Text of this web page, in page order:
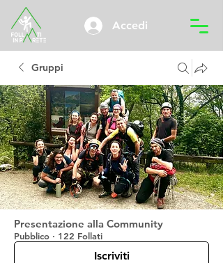
Accedi
Gruppi
Presentazione alla Community
Pubblico · 122 Follati
Iscriviti